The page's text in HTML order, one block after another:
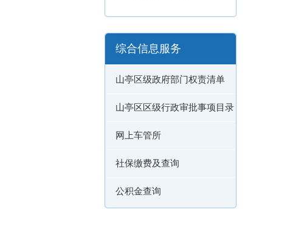
综合信息服务
山亭区级政府部门权责清单
山亭区区级行政审批事项目录
网上车管所
社保缴费及查询
公积金查询